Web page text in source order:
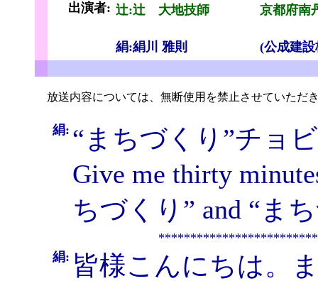
出演者: 辻:辻 大地技師
京都府南
絹:絹川 雅則
(公成建
放送内容については、無断使用を禁止させていただ
絹: “まちづくり”チョ
Give me thirty
ちづくり” and “ま
絹: 皆様こんにちは。